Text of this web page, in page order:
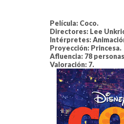
Película: Coco.
Directores: Lee
Intérpretes:
Proyección: Princesa.
Afluencia: 78
Valoración: 7.